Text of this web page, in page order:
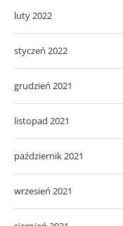
luty 2022
styczeń 2022
grudzień 2021
listopad 2021
październik 2021
wrzesień 2021